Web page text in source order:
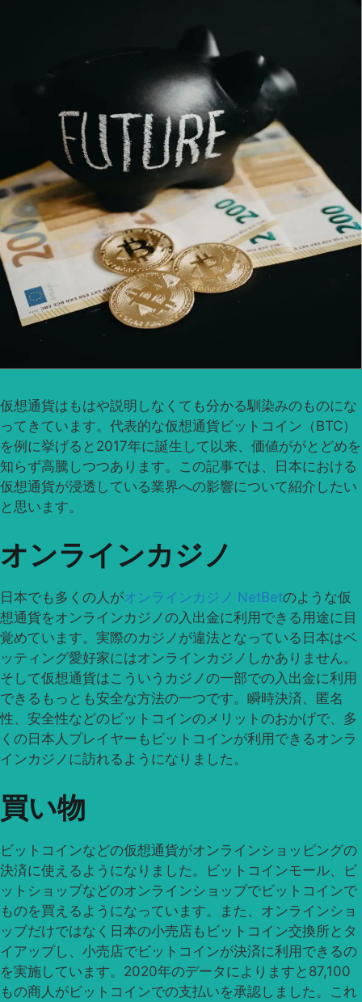
仮想通貨はもはや説明しなくても分かる馴染みのものにな
ってきています。代表的な仮想通貨ビットコイン（BTC）
を例に挙げると2017年に誕生して以来、価値ががとどめを
知らず高騰しつつあります。この記事では、日本における
仮想通貨が浸透している業界への影響について紹介したい
と思います。
オンラインカジノ
日本でも多くの人がオンラインカジノ NetBetのような仮
想通貨をオンラインカジノの入出金に利用できる用途に目
覚めています。実際のカジノが違法となっている日本はベ
ッティング愛好家にはオンラインカジノしかありません。
そして仮想通貨はこういうカジノの一部での入出金に利用
できるもっとも安全な方法の一つです。瞬時決済、匿名
性、安全性などのビットコインのメリットのおかげで、多
くの日本人プレイヤーもビットコインが利用できるオンラ
インカジノに訪れるようになりました。
買い物
ビットコインなどの仮想通貨がオンラインショッピングの
決済に使えるようになりました。ビットコインモール、ビ
ットショップなどのオンラインショップでビットコインで
ものを買えるようになっています。また、オンラインショ
ップだけではなく日本の小売店もビットコイン交換所とタ
イアップし、小売店でビットコインが決済に利用できるの
を実施しています。2020年のデータによりますと87,100
もの商人がビットコインでの支払いを承認しました。これ